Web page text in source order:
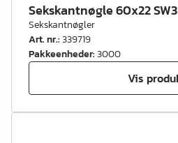
Sekskantnøgle 60x22
Sekskantnøgler
Art. nr.:339719
Pakkeenheder:3000
Vis